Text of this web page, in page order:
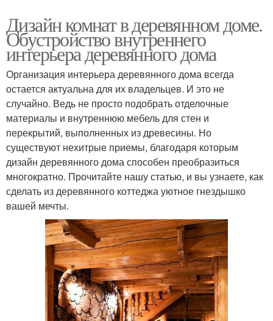
Дизайн комнат в деревянном доме.
Обустройство внутреннего
интерьера деревянного дома
Организация интерьера деревянного дома всегда
остается актуальна для их владельцев. И это не
случайно. Ведь не просто подобрать отделочные
материалы и внутреннюю мебель для стен и
перекрытий, выполненных из древесины. Но
существуют нехитрые приемы, благодаря которым
дизайн деревянного дома способен преобразиться
многократно. Прочитайте нашу статью, и вы узнаете, как
сделать из деревянного коттеджа уютное гнездышко
вашей мечты.